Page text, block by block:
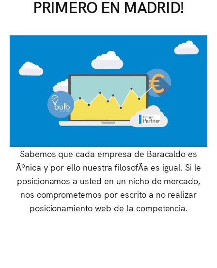
PRIMERO EN MADRID!
Sabemos que cada empresa de Baracaldo es
Ãºnica y por ello nuestra filosofÃ­a es igual. Si le
posicionamos a usted en un nicho de mercado,
nos comprometemos por escrito a no realizar
posicionamiento web de la competencia.